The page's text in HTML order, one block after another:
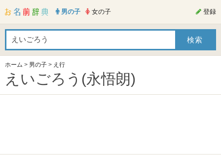
男の子 女の子 登録
ホーム > 男の子 > え行
えいごろう(永悟朗)